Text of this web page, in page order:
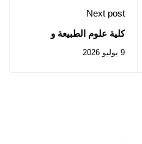
Next post
كلية علوم الطبيعة و
المؤقت للصفقة المتعلقة
9 يوليو 2026